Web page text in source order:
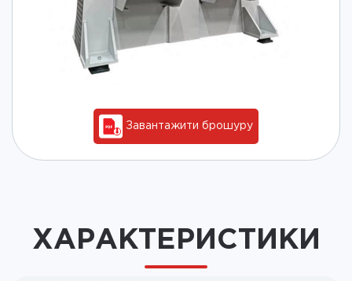
Завантажити брошуру
ХАРАКТЕРИСТИКИ